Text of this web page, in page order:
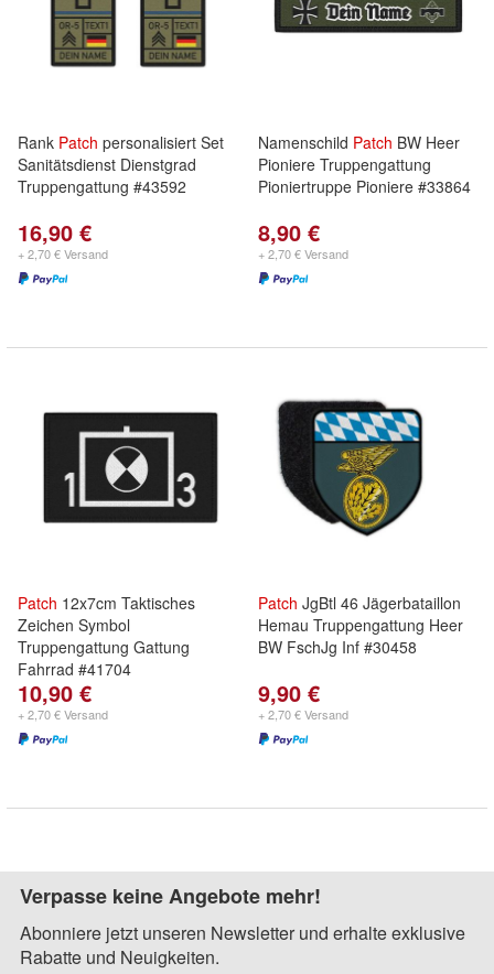
Rank Patch personalisiert Set
Sanitätsdienst Dienstgrad
Truppengattung #43592
16,90 €
+ 2,70 € Versand
Namenschild Patch BW Heer
Pioniere Truppengattung
Pioniertruppe Pioniere #33864
8,90 €
+ 2,70 € Versand
Patch 12x7cm Taktisches
Zeichen Symbol
Truppengattung Gattung
Fahrrad #41704
10,90 €
+ 2,70 € Versand
Patch JgBtl 46 Jägerbataillon
Hemau Truppengattung Heer
BW FschJg Inf #30458
9,90 €
+ 2,70 € Versand
Verpasse keine Angebote mehr!
Abonniere jetzt unseren Newsletter und erhalte exklusive
Rabatte und Neuigkeiten.